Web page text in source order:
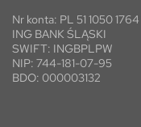
Nr konta: PL 51 1050
ING BANK ŚLĄSKI
SWIFT: INGBPLPW
NIP: 744-181-07-95
BDO: 000003132